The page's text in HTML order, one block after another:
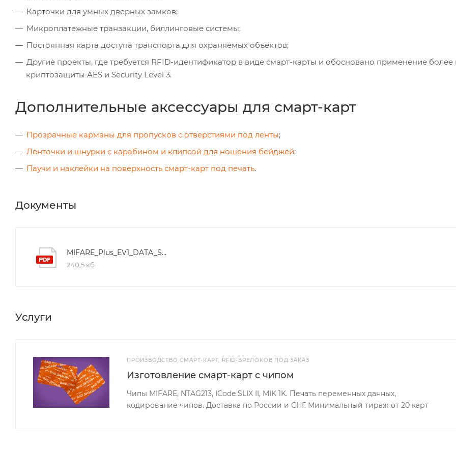
Карточки для умных дверных замков;
Микроплатежные транзакции, биллинговые системы;
Постоянная карта доступа транспорта для охраняемых объектов;
Другие проекты, где требуется RFID-идентификатор в виде смарт-карты и обосновано применение более
криптозащиты AES и Security Level 3.
Дополнительные аксессуары для смарт-карт
Прозрачные карманы для пропусков с отверстиями под ленты;
Ленточки и шнурки с карабином и клипсой для ношения бейджей;
Паучи и наклейки на поверхность смарт-карт под печать.
Документы
MIFARE_Plus_EV1_DATA_SHEET
240,5 кб
Услуги
ПРОИЗВОДСТВО СМАРТ-КАРТ, RFID-БРЕЛОКОВ ПОД ЗАКАЗ
Изготовление смарт-карт с чипом
Чипы MIFARE, NTAG213, ICode SLIX II, MIK 1K. Печать переменных данных,
кодирование чипов. Доставка по России и СНГ. Минимальный тираж от 20 карт